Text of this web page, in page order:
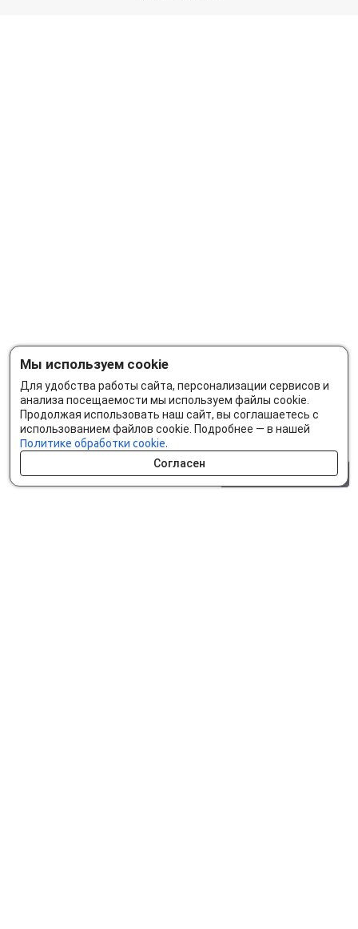
Мы используем cookie
Для удобства работы сайта, персонализации сервисов и
анализа посещаемости мы используем файлы cookie.
Продолжая использовать наш сайт, вы соглашаетесь с
использованием файлов cookie. Подробнее — в нашей
Политике обработки cookie.
Согласен